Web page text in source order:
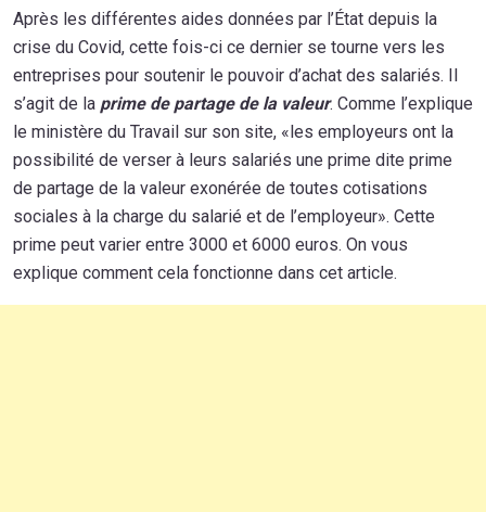
Après les différentes aides données par l’État depuis la
crise du Covid, cette fois-ci ce dernier se tourne vers les
entreprises pour soutenir le pouvoir d’achat des salariés. Il
s’agit de la prime de partage de la valeur. Comme l’explique
le ministère du Travail sur son site, «les employeurs ont la
possibilité de verser à leurs salariés une prime dite prime
de partage de la valeur exonérée de toutes cotisations
sociales à la charge du salarié et de l’employeur». Cette
prime peut varier entre 3000 et 6000 euros. On vous
explique comment cela fonctionne dans cet article.